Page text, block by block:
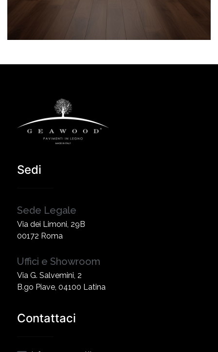
Sedi
Sede Legale
Via dei Limoni, 29B
00172 Roma
Uffici e Showroom
Via G. Salvemini, 2
B.go Piave, 04100 Latina
Contattaci